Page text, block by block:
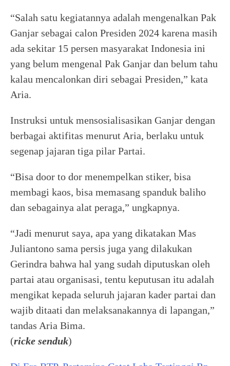
“Salah satu kegiatannya adalah mengenalkan Pak
Ganjar sebagai calon Presiden 2024 karena masih
ada sekitar 15 persen masyarakat Indonesia ini
yang belum mengenal Pak Ganjar dan belum tahu
kalau mencalonkan diri sebagai Presiden,” kata
Aria.
Instruksi untuk mensosialisasikan Ganjar dengan
berbagai aktifitas menurut Aria, berlaku untuk
segenap jajaran tiga pilar Partai.
“Bisa door to dor menempelkan stiker, bisa
membagi kaos, bisa memasang spanduk baliho
dan sebagainya alat peraga,” ungkapnya.
“Jadi menurut saya, apa yang dikatakan Mas
Juliantono sama persis juga yang dilakukan
Gerindra bahwa hal yang sudah diputuskan oleh
partai atau organisasi, tentu keputusan itu adalah
mengikat kepada seluruh jajaran kader partai dan
wajib ditaati dan melaksanakannya di lapangan,”
tandas Aria Bima.
(ricke senduk)